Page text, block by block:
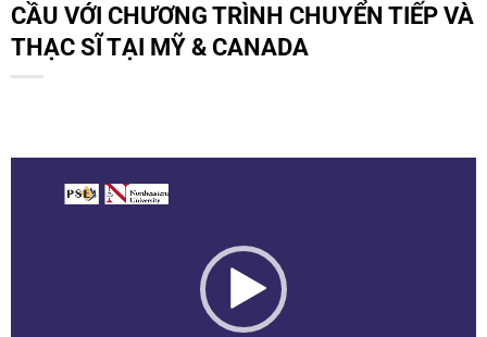
CẦU VỚI CHƯƠNG TRÌNH CHUYỂN TIẾP VÀ
THẠC SĨ TẠI MỸ & CANADA